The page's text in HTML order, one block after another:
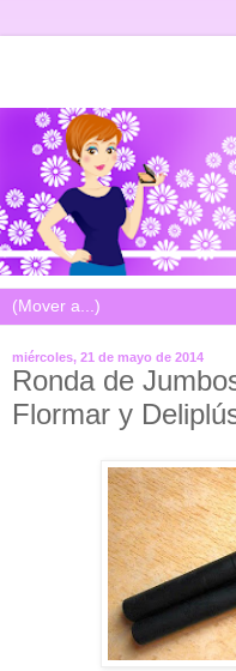
miércoles, 21 de mayo de 2014
Ronda de
Flormar y